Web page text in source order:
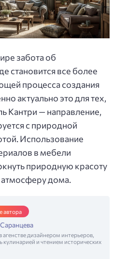
забота об
становится все более
процесса создания
актуально это для тех,
Кантри — направление,
с природной
Использование
в мебели
природную красоту
атмосферу дома.
автора
агенстве дизайнером интерьеров,
кулинарией и чтением исторических